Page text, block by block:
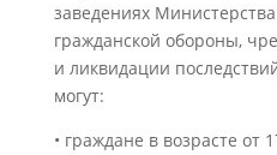
заведениях
гражданской обороны,
и ликвидации
могут:
• граждане в возрасте от